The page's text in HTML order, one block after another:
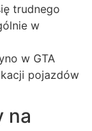
trudnego
w
w GTA
pojazdów
na